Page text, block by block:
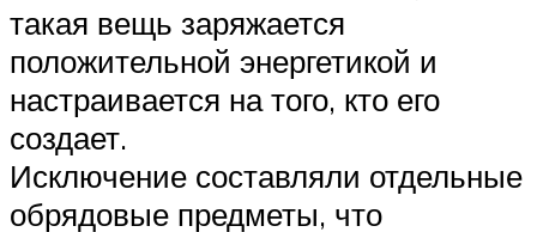
такая вещь заряжается
положительной энергетикой и
настраивается на того, кто его
создает.
Исключение составляли отдельные
обрядовые предметы, что